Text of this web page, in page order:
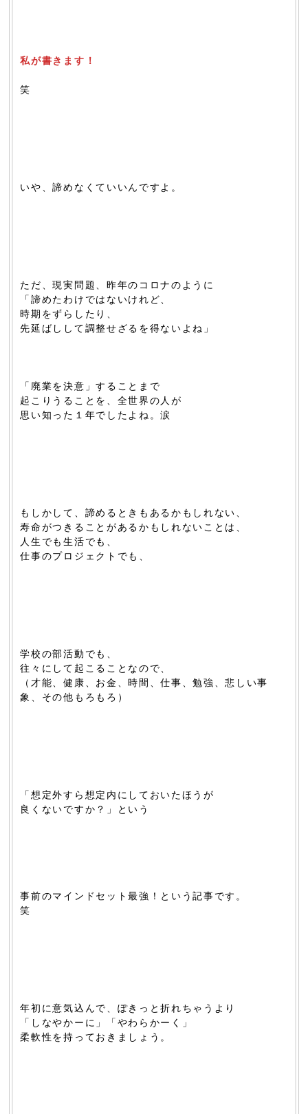
私が書きます！
笑
いや、諦めなくていいんですよ。
ただ、現実問題、昨年のコロナのように
「諦めたわけではないけれど、
時期をずらしたり、
先延ばしして調整せざるを得ないよね」
「廃業を決意」することまで
起こりうることを、全世界の人が
思い知った１年でしたよね。涙
もしかして、諦めるときもあるかもしれない、
寿命がつきることがあるかもしれないことは、
人生でも生活でも、
仕事のプロジェクトでも、
学校の部活動でも、
往々にして起こることなので、
（才能、健康、お金、時間、仕事、勉強、悲しい事
象、その他もろもろ）
「想定外すら想定内にしておいたほうが
良くないですか？」という
事前のマインドセット最強！という記事です。
笑
年初に意気込んで、ぽきっと折れちゃうより
「しなやかーに」「やわらかーく」
柔軟性を持っておきましょう。